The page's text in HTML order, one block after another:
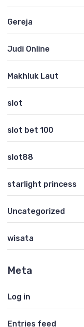
Gereja
Judi Online
Makhluk Laut
slot
slot bet 100
slot88
starlight princess
Uncategorized
wisata
Meta
Log in
Entries feed